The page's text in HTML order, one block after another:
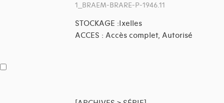
1_BRAEM-BRARE-P-1946.11
STOCKAGE :Ixelles
ACCES : Accès complet, Autorisé